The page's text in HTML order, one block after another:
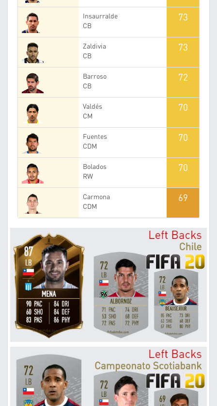
Insaurralde
CB
73
Zaldivia
CB
73
Barroso
CB
72
Valdés
CM
70
Fuentes
CDM
70
Bolados
RW
70
Carmona
CDM
69